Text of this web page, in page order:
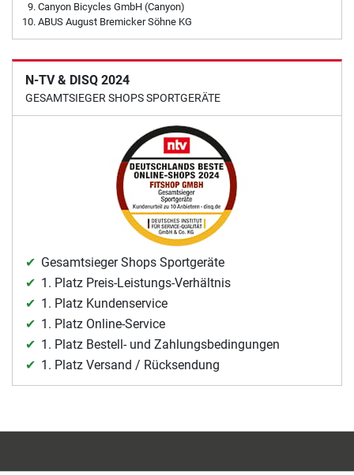
Canyon Bicycles GmbH (Canyon)
ABUS August Bremicker Söhne KG
N-TV & DISQ 2024
GESAMTSIEGER SHOPS SPORTGERÄTE
Gesamtsieger Shops Sportgeräte
1. Platz Preis-Leistungs-Verhältnis
1. Platz Kundenservice
1. Platz Online-Service
1. Platz Bestell- und Zahlungsbedingungen
1. Platz Versand / Rücksendung